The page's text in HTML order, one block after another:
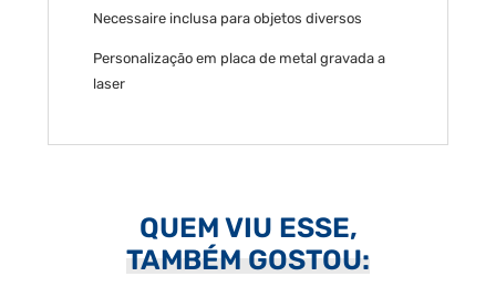
Necessaire inclusa para objetos diversos
Personalização em placa de metal gravada a
laser
QUEM VIU ESSE,
TAMBÉM GOSTOU: